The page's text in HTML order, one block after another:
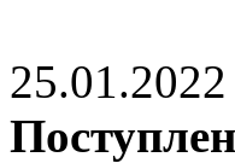
25.01.2022